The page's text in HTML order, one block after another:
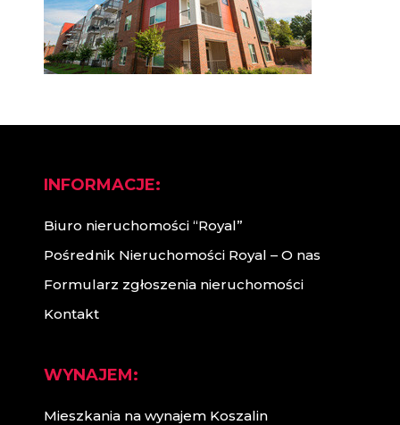
INFORMACJE:
Biuro nieruchomości “Royal”
Pośrednik Nieruchomości Royal – O nas
Formularz zgłoszenia nieruchomości
Kontakt
WYNAJEM:
Mieszkania na wynajem Koszalin